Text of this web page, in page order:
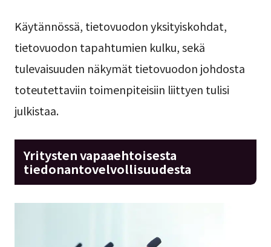
Käytännössä, tietovuodon yksityiskohdat,
tietovuodon tapahtumien kulku, sekä
tulevaisuuden näkymät tietovuodon johdosta
toteutettaviin toimenpiteisiin liittyen tulisi
julkistaa.
Yritysten vapaaehtoisesta
tiedonantovelvollisuudesta